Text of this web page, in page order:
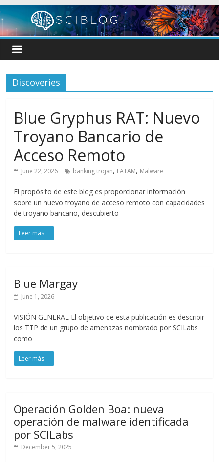
Skip
to
content
Discoveries
Blue Gryphus RAT: Nuevo
Troyano Bancario de
Acceso Remoto
June 22, 2026 banking trojan, LATAM, Malware
El propósito de este blog es proporcionar información
sobre un nuevo troyano de acceso remoto con capacidades
de troyano bancario, descubierto
Blue Margay
June 1, 2026
VISIÓN GENERAL El objetivo de esta publicación es describir
los TTP de un grupo de amenazas nombrado por SCILabs
como
Operación Golden Boa: nueva
operación de malware identificada
por SCILabs
December 5, 2025